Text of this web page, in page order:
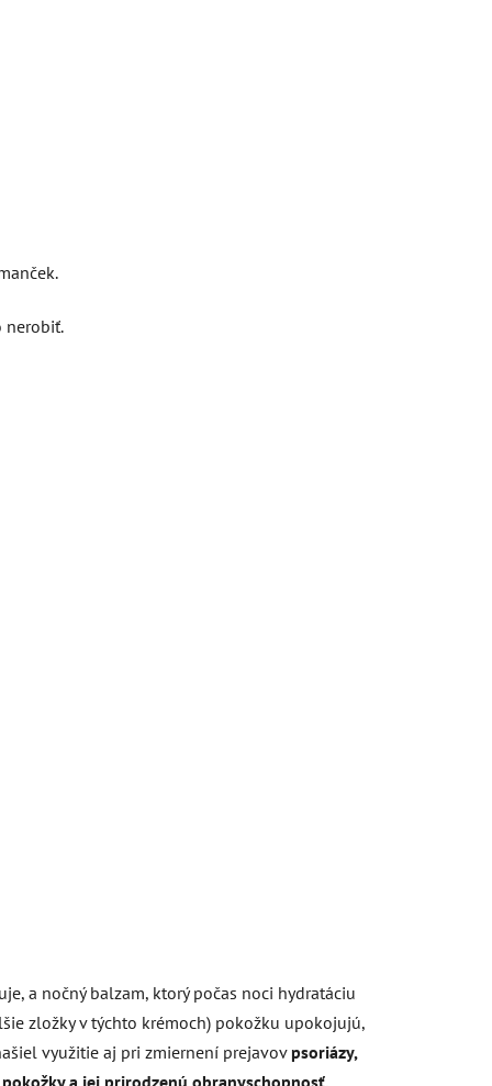
nerobiť.
a nočný balzam, ktorý počas noci hydratáciu
zložky v týchto krémoch) pokožku upokojujú,
využitie aj pri zmiernení prejavov psoriázy,
a jej prirodzenú obranyschopnosť.